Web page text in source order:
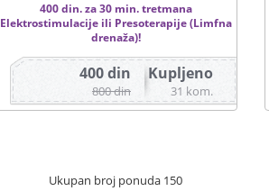
400 din. za 30 min. tretmana
Elektrostimulacije ili Presoterapije (Limfna
drenaža)!
Kupljeno
31 kom.
400 din
800 din
Ukupan broj ponuda 150